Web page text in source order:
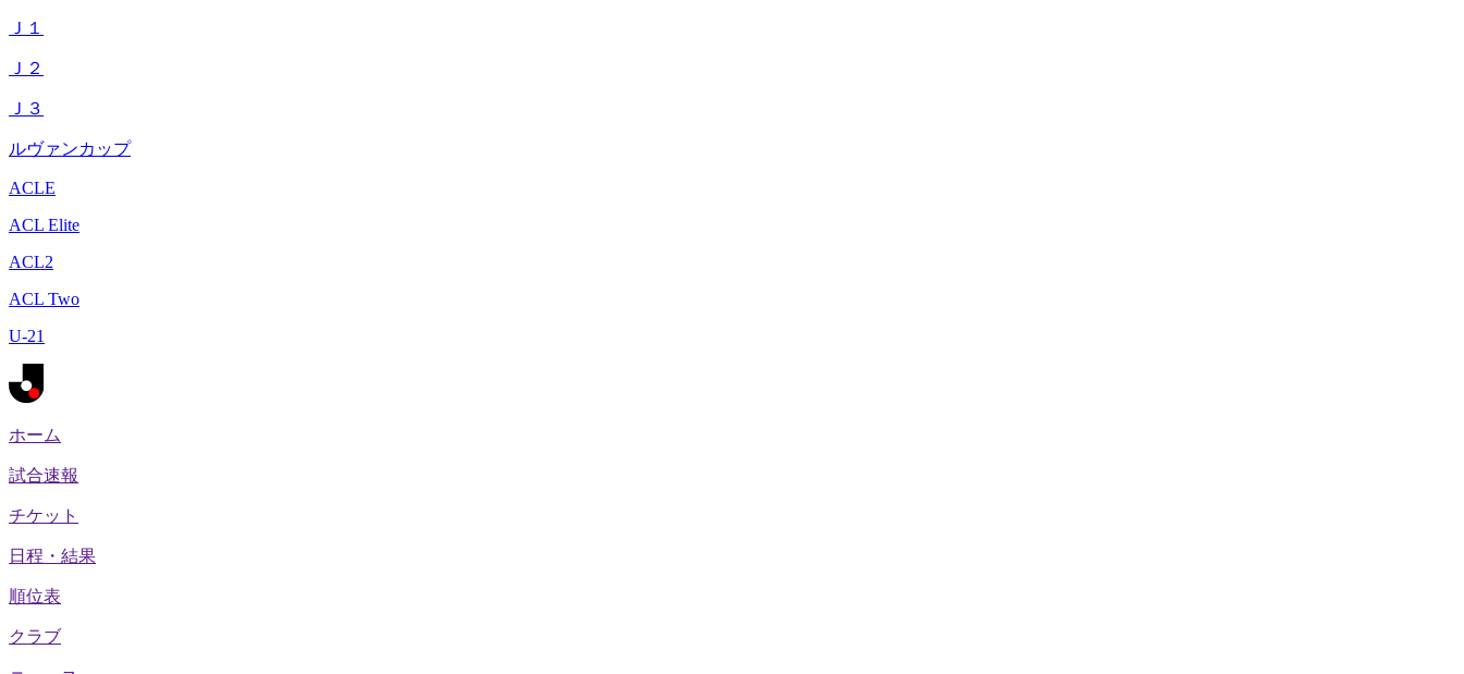
Ｊ１
Ｊ２
Ｊ３
ルヴァンカップ
ACLE
ACL Elite
ACL2
ACL Two
U-21
ホーム
試合速報
チケット
日程・結果
順位表
クラブ